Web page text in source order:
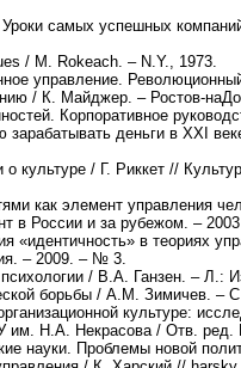
самых успешных
/ M. Rokeach. – N.Y., 1973.
управление.
/ К. Майджер. – Ростов-
Корпоративное
зарабатывать деньги в ХХI
о культуре / Г. Риккет //
как элемент управления
в России и за рубежом. –
«идентичность» в теориях
– 2009. – № 3.
/ В.А. Ганзен. – Л.:
борьбы / А.М. Зимичев. –
культуре:
им. Н.А. Некрасова / Отв.
науки. Проблемы новой